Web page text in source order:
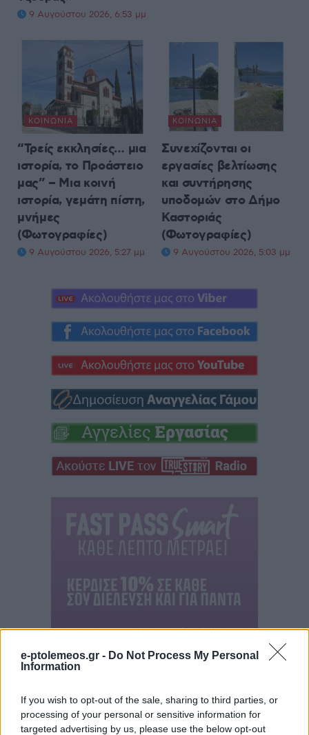
e-ptolemeos.gr - Do Not Process My Personal
Information
If you wish to opt-out of the sale, sharing to third parties, or
processing of your personal or sensitive information for
targeted advertising by us, please use the below opt-out
9 Αυγούστου 2026, 6:53 μμ
ΚΟΙΝΩΝΊΑ
“Τρείς εκκλησίες… μια
ιστορία, το Προάστειο
μας” – Μια κοινή
ιστορία, γεμάτη πίστη,
μνήμες
(Φωτογραφίες)
9 Αυγούστου 2026, 5:27 μμ
ΚΟΙΝΩΝΊΑ
Συνεχίζονται οι
εργασίες βελτίωσης
και συντήρησης
υποδομών στο Δήμο
Καστοριάς
(Φωτογραφίες)
9 Αυγούστου 2026, 5:03 μμ